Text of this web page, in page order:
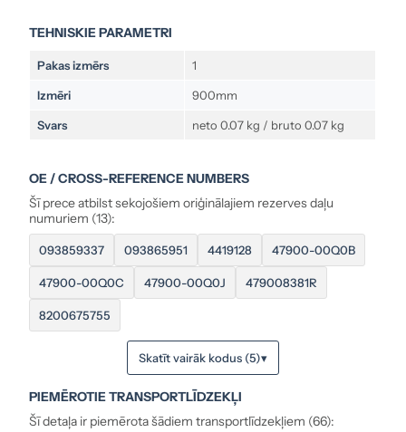
TEHNISKIE PARAMETRI
Pakas izmērs 1
Izmēri 900mm
Svars neto 0.07 kg / bruto 0.07 kg
OE / CROSS-REFERENCE NUMBERS
Šī prece atbilst sekojošiem oriģinālajiem rezerves daļu
numuriem (13):
093859337 093865951 4419128 47900-00Q0B
47900-00Q0C 47900-00Q0J 479008381R
8200675755
Skatīt vairāk kodus (5)▾
PIEMĒROTIE TRANSPORTLĪDZEKĻI
Šī detaļa ir piemērota šādiem transportlīdzekļiem (66):